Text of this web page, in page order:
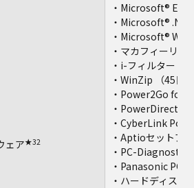
ェア★32
・Microsoft®
・Microsoft®
・Microsoft®
・マカフィーリ
・i-フィルター
・WinZip （45日
・Power2Go for
・PowerDirector
・CyberLink
・Aptioセットア
・PC-Diagnostic
・Panasonic PC
・ハードディスク